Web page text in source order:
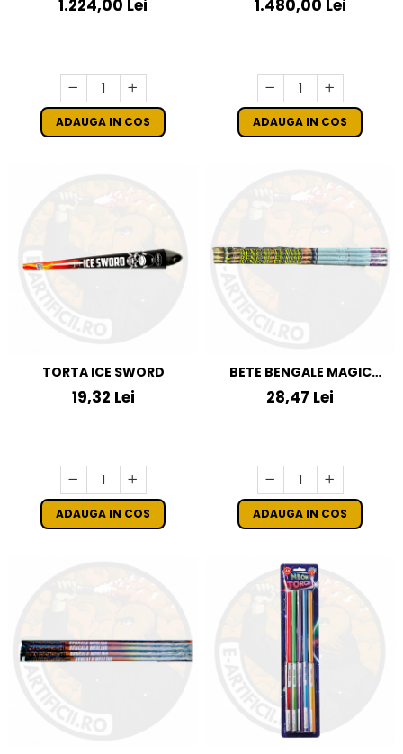
1.224,00 Lei
ADAUGA IN COS
1.480,00 Lei
ADAUGA IN COS
TORTA ICE SWORD
19,32 Lei
ADAUGA IN COS
BETE BENGALE MAGIC
WAND
28,47 Lei
ADAUGA IN COS